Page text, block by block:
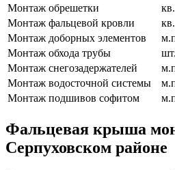
Монтаж обрешетки
Монтаж фальцевой кровли
Монтаж доборных элементов
Монтаж обхода трубы
шт.
Монтаж снегозадержателей
Монтаж водосточной системы
Монтаж подшивов софитом
Фальцевая крыша
Серпуховском районе